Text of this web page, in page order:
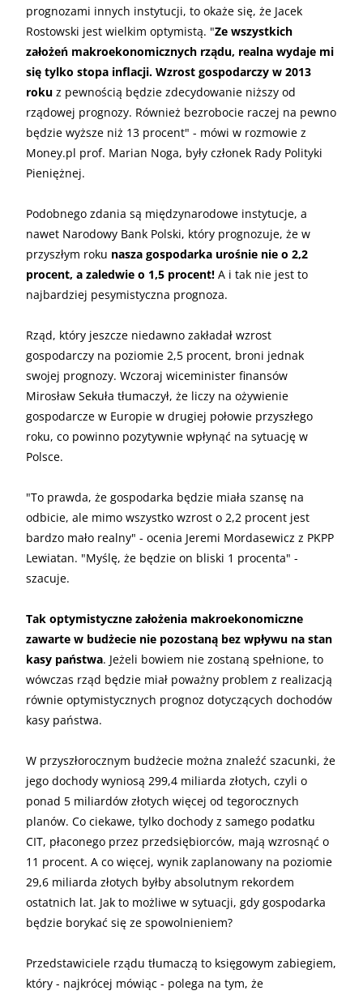
prognozami innych instytucji, to okaże się, że Jacek
Rostowski jest wielkim optymistą. "Ze wszystkich
założeń makroekonomicznych rządu, realna wydaje mi
się tylko stopa inflacji. Wzrost gospodarczy w 2013
roku z pewnością będzie zdecydowanie niższy od
rządowej prognozy. Również bezrobocie raczej na pewno
będzie wyższe niż 13 procent" - mówi w rozmowie z
Money.pl prof. Marian Noga, były członek Rady Polityki
Pieniężnej.
Podobnego zdania są międzynarodowe instytucje, a
nawet Narodowy Bank Polski, który prognozuje, że w
przyszłym roku nasza gospodarka urośnie nie o 2,2
procent, a zaledwie o 1,5 procent! A i tak nie jest to
najbardziej pesymistyczna prognoza.
Rząd, który jeszcze niedawno zakładał wzrost
gospodarczy na poziomie 2,5 procent, broni jednak
swojej prognozy. Wczoraj wiceminister finansów
Mirosław Sekuła tłumaczył, że liczy na ożywienie
gospodarcze w Europie w drugiej połowie przyszłego
roku, co powinno pozytywnie wpłynąć na sytuację w
Polsce.
"To prawda, że gospodarka będzie miała szansę na
odbicie, ale mimo wszystko wzrost o 2,2 procent jest
bardzo mało realny" - ocenia Jeremi Mordasewicz z PKPP
Lewiatan. "Myślę, że będzie on bliski 1 procenta" -
szacuje.
Tak optymistyczne założenia makroekonomiczne
zawarte w budżecie nie pozostaną bez wpływu na stan
kasy państwa. Jeżeli bowiem nie zostaną spełnione, to
wówczas rząd będzie miał poważny problem z realizacją
równie optymistycznych prognoz dotyczących dochodów
kasy państwa.
W przyszłorocznym budżecie można znaleźć szacunki, że
jego dochody wyniosą 299,4 miliarda złotych, czyli o
ponad 5 miliardów złotych więcej od tegorocznych
planów. Co ciekawe, tylko dochody z samego podatku
CIT, płaconego przez przedsiębiorców, mają wzrosnąć o
11 procent. A co więcej, wynik zaplanowany na poziomie
29,6 miliarda złotych byłby absolutnym rekordem
ostatnich lat. Jak to możliwe w sytuacji, gdy gospodarka
będzie borykać się ze spowolnieniem?
Przedstawiciele rządu tłumaczą to księgowym zabiegiem,
który - najkrócej mówiąc - polega na tym, że